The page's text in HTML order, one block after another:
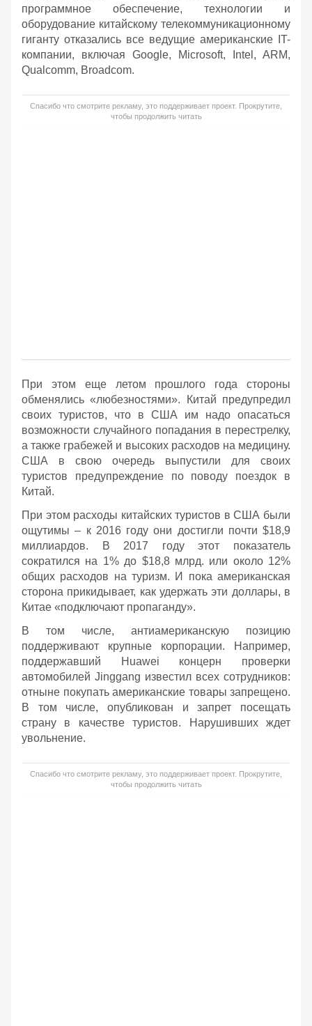
программное обеспечение, технологии и
оборудование китайскому телекоммуникационному
гиганту отказались все ведущие американские IT-
компании, включая Google, Microsoft, Intel, ARM,
Qualcomm, Broadcom.
Спасибо что смотрите рекламу, это поддерживает проект. Прокрутите,
чтобы продолжить читать
При этом еще летом прошлого года стороны
обменялись «любезностями». Китай предупредил
своих туристов, что в США им надо опасаться
возможности случайного попадания в перестрелку,
а также грабежей и высоких расходов на медицину.
США в свою очередь выпустили для своих
туристов предупреждение по поводу поездок в
Китай.
При этом расходы китайских туристов в США были
ощутимы – к 2016 году они достигли почти $18,9
миллиардов. В 2017 году этот показатель
сократился на 1% до $18,8 млрд. или около 12%
общих расходов на туризм. И пока американская
сторона прикидывает, как удержать эти доллары, в
Китае «подключают пропаганду».
В том числе, антиамериканскую позицию
поддерживают крупные корпорации. Например,
поддержавший Huawei концерн проверки
автомобилей Jinggang известил всех сотрудников:
отныне покупать американские товары запрещено.
В том числе, опубликован и запрет посещать
страну в качестве туристов. Нарушивших ждет
увольнение.
Спасибо что смотрите рекламу, это поддерживает проект. Прокрутите,
чтобы продолжить читать